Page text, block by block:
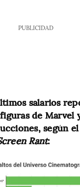
PUBLICIDAD
salarios
de Marvel
según
Rant: